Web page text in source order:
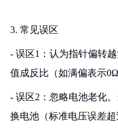
3. 常见误区
- 误区1：认为指针偏转
值成反比（如满偏表示0Ω
- 误区2：忽略电池老化
换电池（标准电压误差超